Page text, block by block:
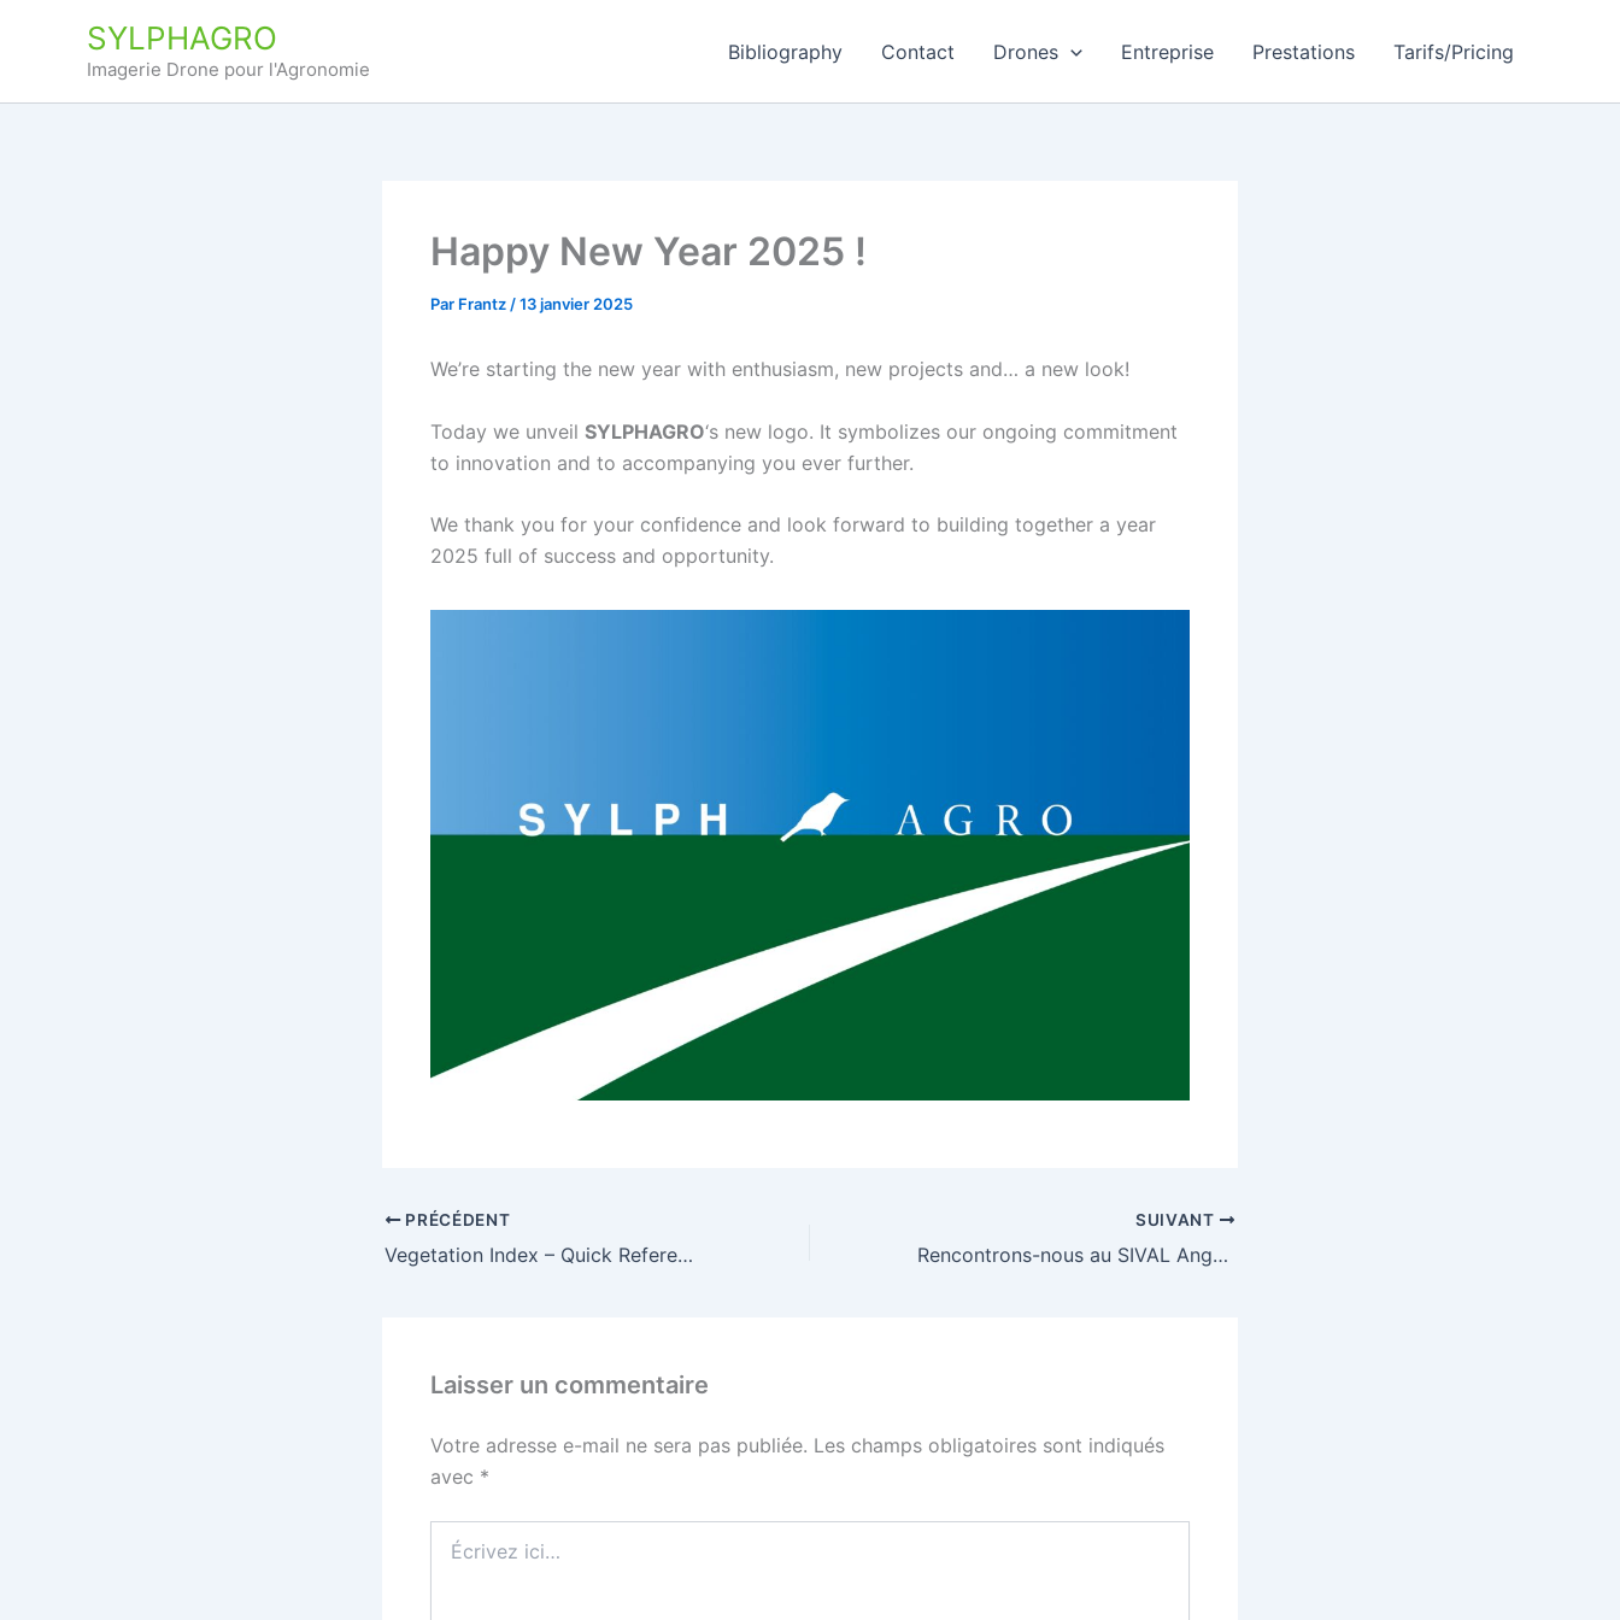
SYLPHAGRO
Imagerie Drone pour l'Agronomie
Bibliography Contact Drones Entreprise Prestations Tarifs/Pricing
Happy New Year 2025 !
Par Frantz /13 janvier 2025
We’re starting the new year with enthusiasm, new projects and… a new look!
Today we unveil SYLPHAGRO‘s new logo. It symbolizes our ongoing commitment
to innovation and to accompanying you ever further.
We thank you for your confidence and look forward to building together a year
2025 full of success and opportunity.
PRÉCÉDENT
Vegetation Index – Quick Reference Guide
SUIVANT
Rencontrons-nous au SIVAL Angers!
Laisser un commentaire
Votre adresse e-mail ne sera pas publiée. Les champs obligatoires sont indiqués
avec *
ici…